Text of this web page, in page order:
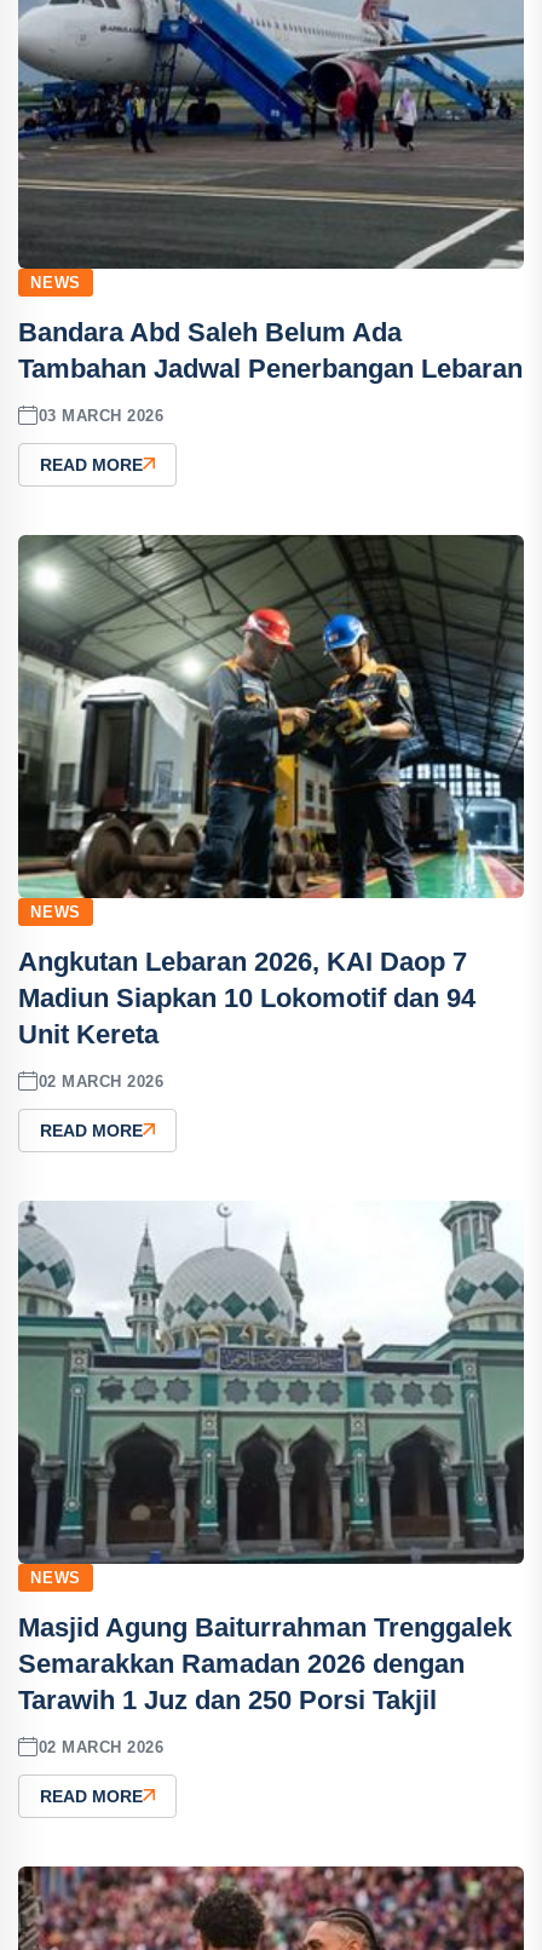
NEWS
Bandara Abd Saleh Belum Ada
Tambahan Jadwal Penerbangan Lebaran
03 MARCH 2026
READ MORE
NEWS
Angkutan Lebaran 2026, KAI Daop 7
Madiun Siapkan 10 Lokomotif dan 94
Unit Kereta
02 MARCH 2026
READ MORE
NEWS
Masjid Agung Baiturrahman Trenggalek
Semarakkan Ramadan 2026 dengan
Tarawih 1 Juz dan 250 Porsi Takjil
02 MARCH 2026
READ MORE